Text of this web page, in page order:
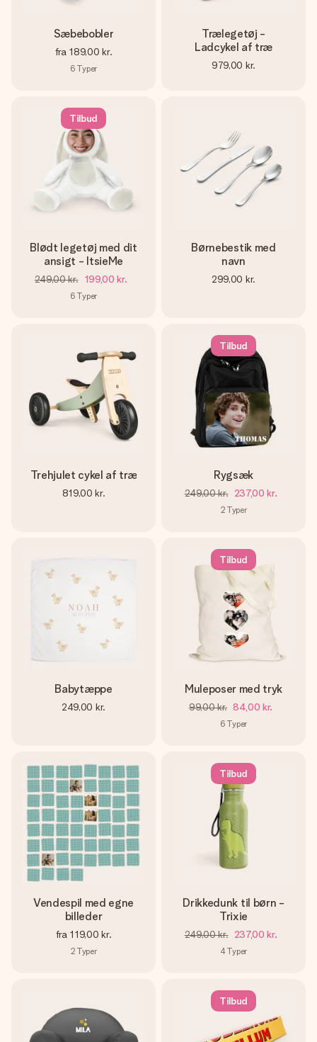
Sæbebobler
fra 189,00 kr.
6 Typer
Trælegetøj -
Ladcykel af træ
979,00 kr.
Tilbud
Blødt legetøj med dit
ansigt - ItsieMe
249,00 kr. 199,00 kr.
6 Typer
Børnebestik med
navn
299,00 kr.
Trehjulet cykel af træ
819,00 kr.
Tilbud
Rygsæk
249,00 kr. 237,00 kr.
2 Typer
Babytæppe
249,00 kr.
Tilbud
Muleposer med tryk
99,00 kr. 84,00 kr.
6 Typer
Vendespil med egne
billeder
fra 119,00 kr.
2 Typer
Tilbud
Drikkedunk til børn -
Trixie
249,00 kr. 237,00 kr.
4Typer
Tilbud